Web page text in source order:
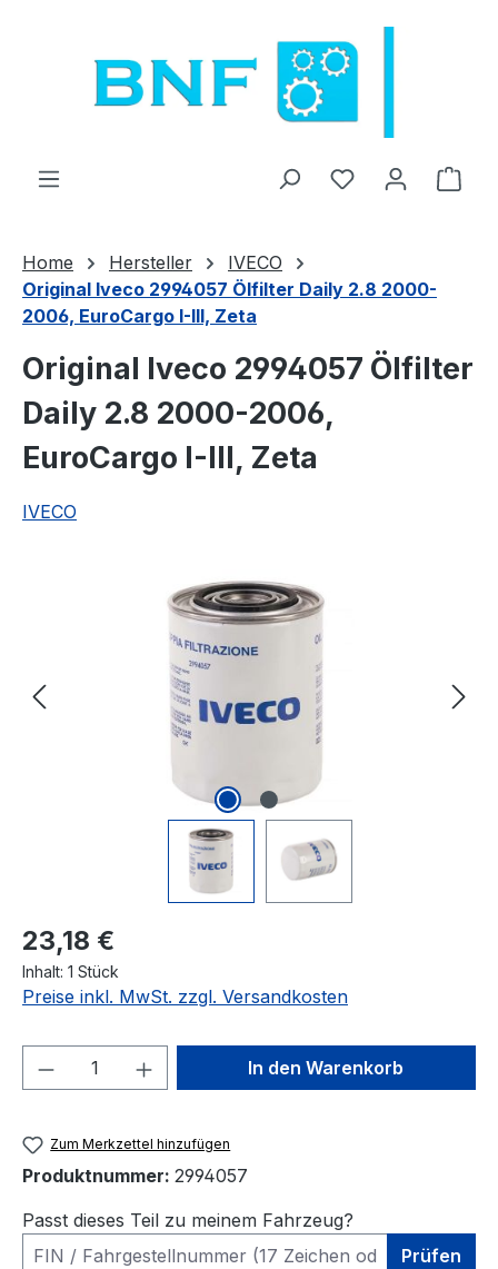
Du hast 0
Home Hersteller
IVECO
Original Iveco 2994057 Ölfilter Daily 2.8 2000-
2006, EuroCargo I-III, Zeta
Original Iveco 2994057 Ölfilter
Daily 2.8 2000-2006,
EuroCargo I-III, Zeta
IVECO
Bildergalerie überspringen
Regulärer Preis:
23,18 €
Inhalt: 1 Stück
Preise inkl. MwSt. zzgl. Versandkosten
Produkt Anzahl: Gib denIn den Warenkorb
Zum Merkzettel hinzufügen
Produktnummer: 2994057
Passt dieses Teil zu meinem Fahrzeug?
Prüfen